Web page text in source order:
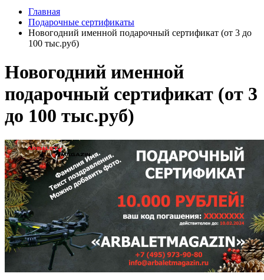
Главная
Подарочные сертификаты
Новогодний именной подарочный сертификат (от 3 до
100 тыс.руб)
Новогодний именной
подарочный сертификат (от 3
до 100 тыс.руб)